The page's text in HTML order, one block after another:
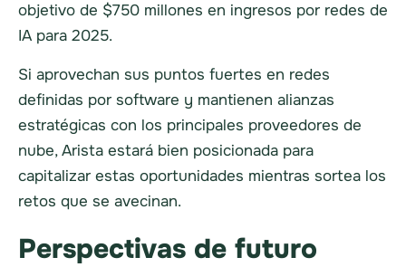
objetivo de $750 millones en ingresos por redes de
IA para 2025.
Si aprovechan sus puntos fuertes en redes
definidas por software y mantienen alianzas
estratégicas con los principales proveedores de
nube, Arista estará bien posicionada para
capitalizar estas oportunidades mientras sortea los
retos que se avecinan.
Perspectivas de futuro